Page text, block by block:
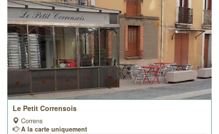
Le Petit Corrensois
Correns
A la carte uniquement